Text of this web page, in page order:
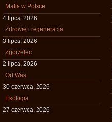
Mafia w Polsce
4 lipca, 2026
Zdrowie i regeneracja
3 lipca, 2026
Zgorzelec
2 lipca, 2026
Od Was
30 czerwca, 2026
Ekologia
27 czerwca, 2026